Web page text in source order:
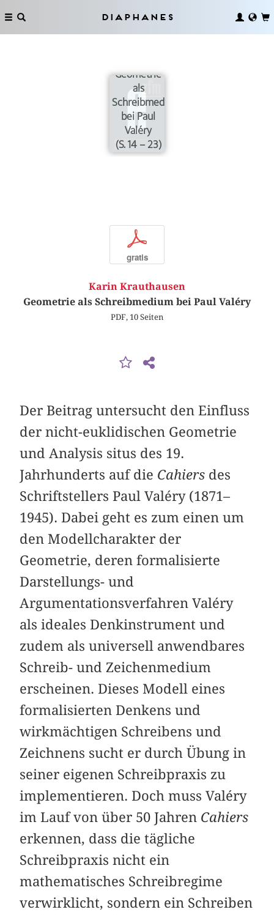
Diaphanes
Geometrie
als
Schreibmedium
bei Paul
Valéry
(S. 14 – 23)
p
gratis
Karin Krauthausen
Geometrie als Schreibmedium bei Paul Valéry
PDF, 10 Seiten
Der Beitrag untersucht den Einfluss
der nicht-euklidischen Geometrie
und Analysis situs des 19.
Jahrhunderts auf die Cahiers des
Schriftstellers Paul Valéry (1871–
1945). Dabei geht es zum einen um
den Modellcharakter der
Geometrie, deren formalisierte
Darstellungs- und
Argumentationsverfahren Valéry
als ideales Denkinstrument und
zudem als universell anwendbares
Schreib- und Zeichenmedium
erscheinen. Dieses Modell eines
formalisierten Denkens und
wirkmächtigen Schreibens und
Zeichnens sucht er durch Übung in
seiner eigenen Schreibpraxis zu
implementieren. Doch muss Valéry
im Lauf von über 50 Jahren Cahiers
erkennen, dass die tägliche
Schreibpraxis nicht ein
mathematisches Schreibregime
verwirklicht, sondern ein Schreiben